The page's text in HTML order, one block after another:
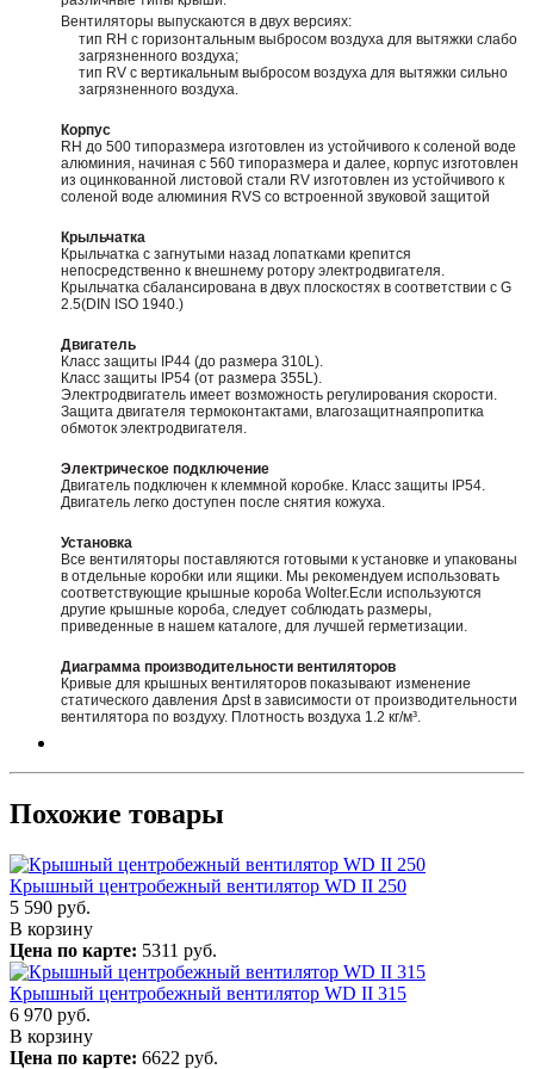
Вентиляторы выпускаются в двух версиях:
тип RH с горизонтальным выбросом воздуха для вытяжки слабо
загрязненного воздуха;
тип RV с вертикальным выбросом воздуха для вытяжки сильно
загрязненного воздуха.
Корпус
RH до 500 типоразмера изготовлен из устойчивого к соленой воде
алюминия, начиная с 560 типоразмера и далее, корпус изготовлен
из оцинкованной листовой стали RV изготовлен из устойчивого к
соленой воде алюминия RVS со встроенной звуковой защитой
Крыльчатка
Крыльчатка с загнутыми назад лопатками крепится
непосредственно к внешнему ротору электродвигателя.
Крыльчатка сбалансирована в двух плоскостях в соответствии с G
2.5(DIN ISO 1940.)
Двигатель
Класс защиты IP44 (до размера 310L).
Класс защиты IP54 (от размера 355L).
Электродвигатель имеет возможность регулирования скорости.
Защита двигателя термоконтактами, влагозащитнаяпропитка
обмоток электродвигателя.
Электрическое подключение
Двигатель подключен к клеммной коробке. Класс защиты IP54.
Двигатель легко доступен после снятия кожуха.
Установка
Все вентиляторы поставляются готовыми к установке и упакованы
в отдельные коробки или ящики. Мы рекомендуем использовать
соответствующие крышные короба Wolter.Если используются
другие крышные короба, следует соблюдать размеры,
приведенные в нашем каталоге, для лучшей герметизации.
Диаграмма производительности вентиляторов
Кривые для крышных вентиляторов показывают изменение
статического давления Δpst в зависимости от производительности
вентилятора по воздуху. Плотность воздуха 1.2 кг/м³.
Похожие товары
Крышный центробежный вентилятор WD II 250
5 590 руб.
В корзину
Цена по карте: 5311 руб.
Крышный центробежный вентилятор WD II 315
6 970 руб.
В корзину
Цена по карте: 6622 руб.